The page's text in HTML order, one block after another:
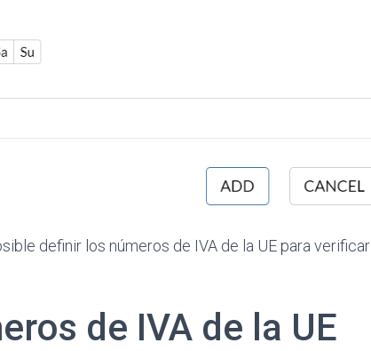
definir los números de IVA de la UE para verificar
de IVA de la UE